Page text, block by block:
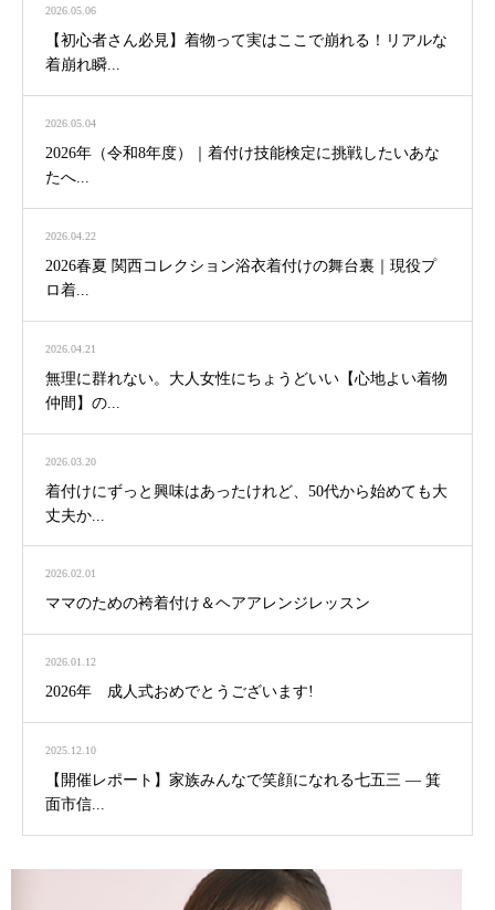
2026.05.06
【初心者さん必見】着物って実はここで崩れる！リアルな
着崩れ瞬...
2026.05.04
2026年（令和8年度）｜着付け技能検定に挑戦したいあな
たへ...
2026.04.22
2026春夏 関西コレクション浴衣着付けの舞台裏｜現役プ
ロ着...
2026.04.21
無理に群れない。大人女性にちょうどいい【心地よい着物
仲間】の...
2026.03.20
着付けにずっと興味はあったけれど、50代から始めても大
丈夫か...
2026.02.01
ママのための袴着付け＆ヘアアレンジレッスン
2026.01.12
2026年 成人式おめでとうございます!
2025.12.10
【開催レポート】家族みんなで笑顔になれる七五三 ― 箕
面市信...